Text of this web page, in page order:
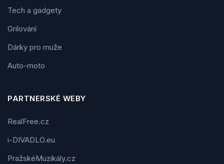
Tech a gadgety
Grilování
Dárky pro muže
Auto-moto
PARTNERSKÉ WEBY
RealFree.cz
i-DIVADLO.eu
PražskéMuzikály.cz